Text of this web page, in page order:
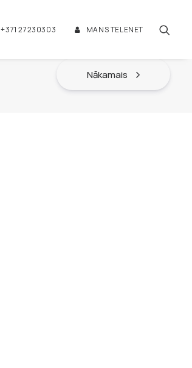
+371 27230303 MANS TELENET
Nākamais